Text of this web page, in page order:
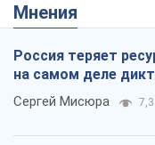
Мнения
Россия теряет
на самом деле
Сергей Мисюра 7,3